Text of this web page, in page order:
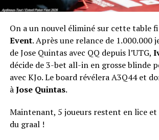
On a un nouvel éliminé sur cette table
Event. Après une relance de 1.000.000
de Jose Quintas avec QQ depuis l’UTG,
décide de 3-bet all-in en grosse blinde
avec KJo. Le board révélera A3Q44 et
àJose Quintas.
Maintenant, 5 joueurs restent en lice
du graal !